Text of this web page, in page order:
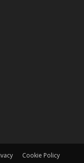
Cookie Policy